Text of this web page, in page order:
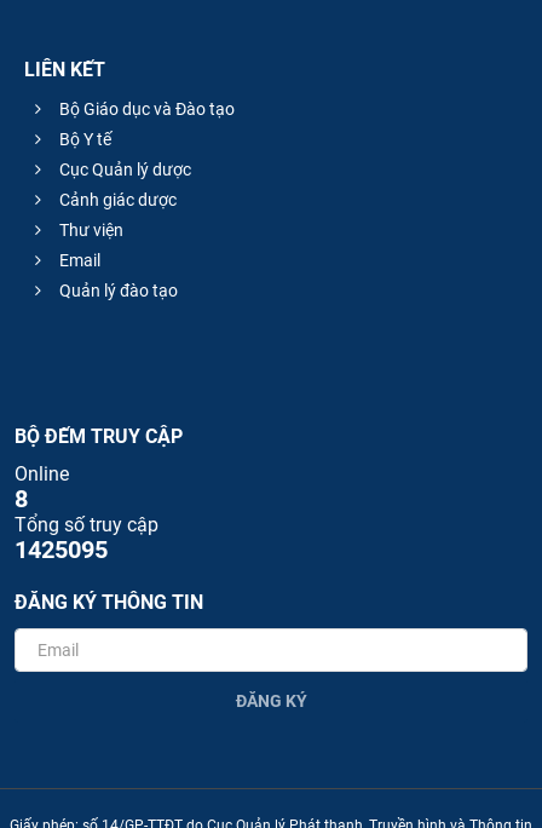
LIÊN KẾT
Bộ Giáo dục và Đào tạo
Bộ Y tế
Cục Quản lý dược
Cảnh giác dược
Thư viện
Email
Quản lý đào tạo
BỘ ĐẾM TRUY CẬP
Online
8
Tổng số truy cập
1425095
ĐĂNG KÝ THÔNG TIN
ĐĂNG KÝ